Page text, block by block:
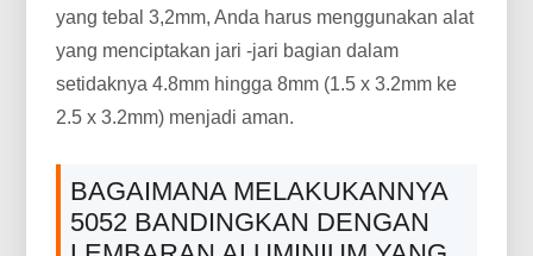
yang tebal 3,2mm, Anda harus menggunakan alat
yang menciptakan jari -jari bagian dalam
setidaknya 4.8mm hingga 8mm (1.5 x 3.2mm ke
2.5 x 3.2mm) menjadi aman.
BAGAIMANA MELAKUKANNYA
5052 BANDINGKAN DENGAN